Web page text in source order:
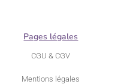
Pages légales
CGU & CGV
Mentions légales